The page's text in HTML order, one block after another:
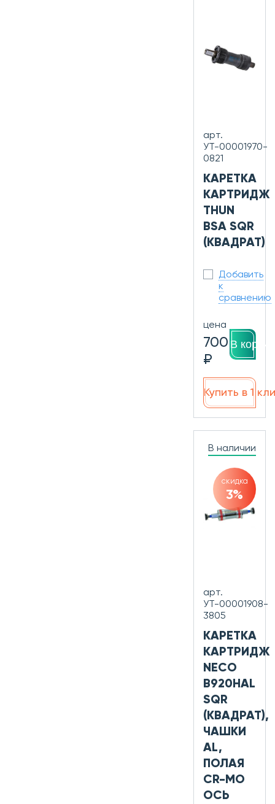
арт.
УТ-00001970-
0821
КАРЕТКА
КАРТРИДЖ
THUN
BSA SQR
(КВАДРАТ)
Добавить
к
сравнению
цена
700
₽
В
Купить в 1
В наличии
скидка
3%
арт.
УТ-00001908-
3805
КАРЕТКА
КАРТРИДЖ
NECO
B920HAL
SQR
(КВАДРАТ),
ЧАШКИ
AL,
ПОЛАЯ
CR-MO
ОСЬ